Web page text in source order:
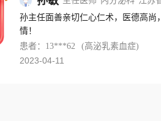
孙主任面善亲切仁心仁术，医德高尚
情！
患者：13***62
(高泌乳素血症)
2023-04-11